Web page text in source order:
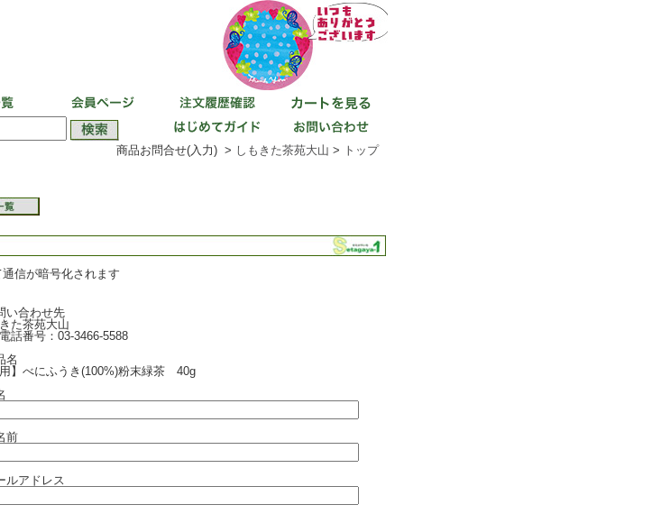
商品お問合せ(入力) > しもきた茶苑大山 > トップ
信が暗号化されます
い合わせ先
た茶苑大山
話番号：03-3466-5588
名
用】べにふうき(100%)粉末緑茶 40g
前
ルアドレス